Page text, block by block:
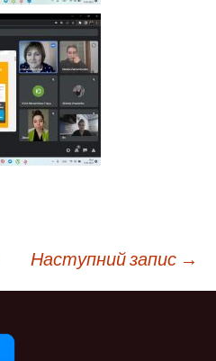
Наступний запис →